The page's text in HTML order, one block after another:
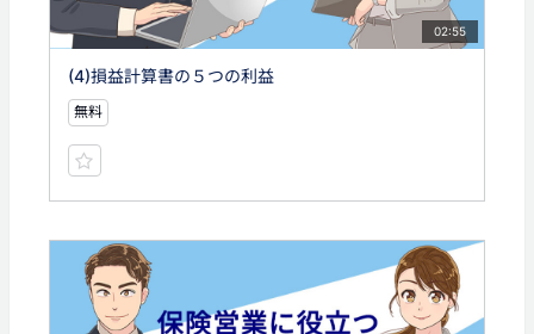
02:55
(4)損益計算書の５つの利益
無料